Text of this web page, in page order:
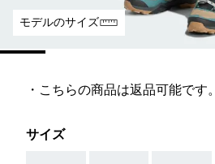
モデルのサイズ
・こちらの商品は返品可能です。
サイズ